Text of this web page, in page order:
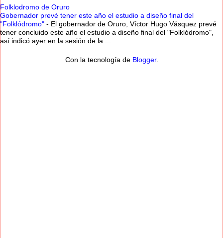
Folklodromo de Oruro
Gobernador prevé tener este año el estudio a diseño final del
"Folklódromo" - El gobernador de Oruro, Víctor Hugo Vásquez prevé
tener concluido este año el estudio a diseño final del "Folklódromo",
así indicó ayer en la sesión de la ...
Con la tecnología de Blogger.